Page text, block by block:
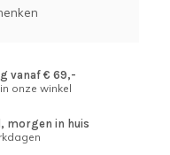
vanaf € 69,-
onze winkel
morgen in huis